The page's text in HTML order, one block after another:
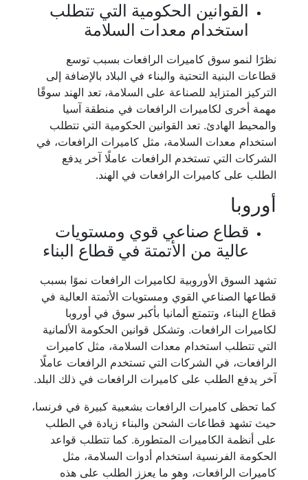
القوانين الحكومية التي تتطلب
استخدام معدات السلامة
نظرًا لنمو سوق كاميرات الرافعات بسبب توسع
قطاعات البنية التحتية والبناء في البلاد بالإضافة إلى
التركيز المتزايد للصناعة على السلامة، تعد الهند سوقًا
مهمة أخرى لكاميرات الرافعات في منطقة آسيا
والمحيط الهادئ. تعد القوانين الحكومية التي تتطلب
استخدام معدات السلامة، مثل كاميرات الرافعات، في
الشركات التي تستخدم الرافعات عاملًا آخر يدفع
الطلب على كاميرات الرافعات في الهند.
أوروبا
قطاع صناعي قوي ومستويات
عالية من الأتمتة في قطاع البناء
تشهد السوق الأوروبية لكاميرات الرافعات نموًا بسبب
قطاعها الصناعي القوي ومستويات الأتمتة العالية في
قطاع البناء، وتتمتع ألمانيا بأكبر سوق في أوروبا
لكاميرات الرافعات. وتشكل قوانين الحكومة الألمانية
التي تتطلب استخدام معدات السلامة، مثل كاميرات
الرافعات، في الشركات التي تستخدم الرافعات عاملًا
آخر يدفع الطلب على كاميرات الرافعات في ذلك البلد.
كما تحظى كاميرات الرافعات بشعبية كبيرة في فرنسا،
حيث تشهد قطاعات الشحن والبناء زيادة في الطلب
على أنظمة الكاميرات المتطورة. كما تتطلب قواعد
الحكومة الفرنسية استخدام أدوات السلامة، مثل
كاميرات الرافعات، وهو ما يعزز الطلب على هذه